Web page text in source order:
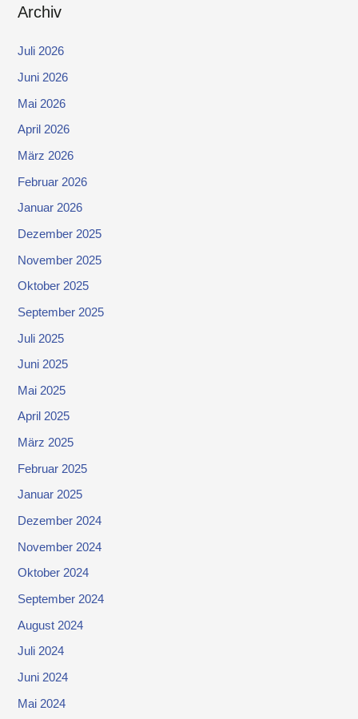
Archiv
Juli 2026
Juni 2026
Mai 2026
April 2026
März 2026
Februar 2026
Januar 2026
Dezember 2025
November 2025
Oktober 2025
September 2025
Juli 2025
Juni 2025
Mai 2025
April 2025
März 2025
Februar 2025
Januar 2025
Dezember 2024
November 2024
Oktober 2024
September 2024
August 2024
Juli 2024
Juni 2024
Mai 2024